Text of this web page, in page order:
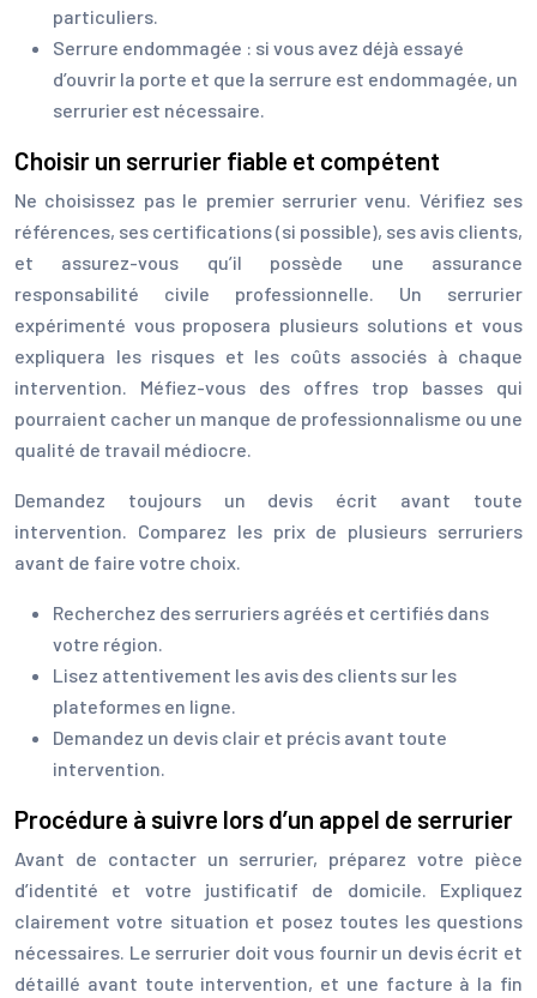
particuliers.
Serrure endommagée : si vous avez déjà essayé
d’ouvrir la porte et que la serrure est endommagée, un
serrurier est nécessaire.
Choisir un serrurier fiable et compétent
Ne choisissez pas le premier serrurier venu. Vérifiez ses
références, ses certifications (si possible), ses avis clients,
et assurez-vous qu’il possède une assurance
responsabilité civile professionnelle. Un serrurier
expérimenté vous proposera plusieurs solutions et vous
expliquera les risques et les coûts associés à chaque
intervention. Méfiez-vous des offres trop basses qui
pourraient cacher un manque de professionnalisme ou une
qualité de travail médiocre.
Demandez toujours un devis écrit avant toute
intervention. Comparez les prix de plusieurs serruriers
avant de faire votre choix.
Recherchez des serruriers agréés et certifiés dans
votre région.
Lisez attentivement les avis des clients sur les
plateformes en ligne.
Demandez un devis clair et précis avant toute
intervention.
Procédure à suivre lors d’un appel de serrurier
Avant de contacter un serrurier, préparez votre pièce
d’identité et votre justificatif de domicile. Expliquez
clairement votre situation et posez toutes les questions
nécessaires. Le serrurier doit vous fournir un devis écrit et
détaillé avant toute intervention, et une facture à la fin